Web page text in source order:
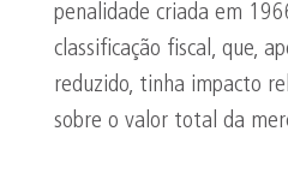
penalidade criada em
classificação fiscal, que,
reduzido, tinha impacto
sobre o valor total da